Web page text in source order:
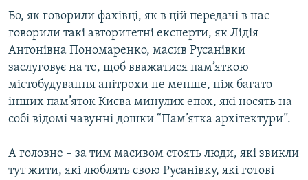
Бо, як говорили фахівці, як в цій передачі в нас
говорили такі авторитетні експерти, як Лідія
Антонівна Пономаренко, масив Русанівки
заслуговує на те, щоб вважатися пам’яткою
містобудування анітрохи не менше, ніж багато
інших пам’яток Києва минулих епох, які носять на
собі відомі чавунні дошки “Пам’ятка архітектури”.
А головне – за тим масивом стоять люди, які звикли
тут жити, які люблять свою Русанівку, які готові